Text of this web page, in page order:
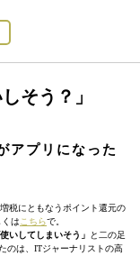
そう？」
アプリになった
税にともなうポイント還元の
は こちらで。
いしてしまいそう」
と二の足
のは、ITジャーナリストの高